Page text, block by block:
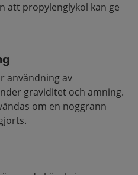
att propylenglykol kan ge
användning av
graviditet och amning.
om en noggrann